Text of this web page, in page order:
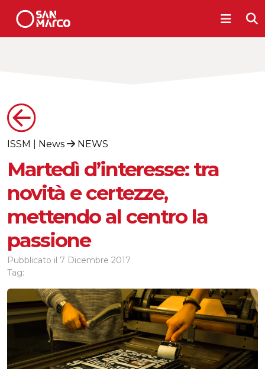
ISSM News NEWS
Martedì d’interesse: tra
novità e certezze,
mettendo al centro la
passione
Pubblicato il 7 Dicembre 2017
Tag: